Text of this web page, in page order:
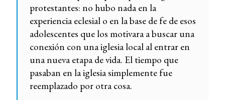
protestantes: no hubo nada en la
experiencia eclesial o en la base de fe de esos
adolescentes que los motivara a buscar una
conexión con una iglesia local al entrar en
una nueva etapa de vida. El tiempo que
pasaban en la iglesia simplemente fue
reemplazado por otra cosa.